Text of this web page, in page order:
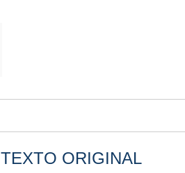
TEXTO ORIGINAL